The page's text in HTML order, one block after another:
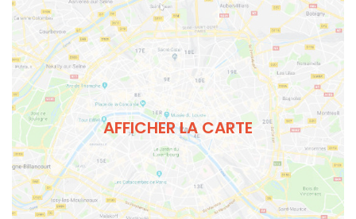
AFFICHER LA CARTE